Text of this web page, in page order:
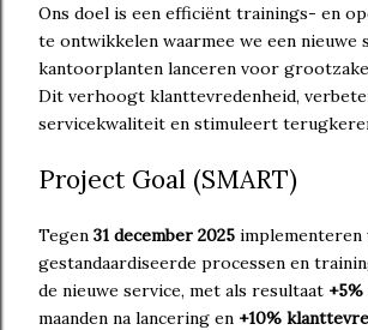
Ons doel is een efficiënt trainings- en
te ontwikkelen waarmee we een nieuwe
kantoorplanten lanceren voor
Dit verhoogt klanttevredenheid,
servicekwaliteit en stimuleert
Project Goal (SMART)
Tegen 31 december 2025 implementeren
gestandaardiseerde processen en
de nieuwe service, met als resultaat
maanden na lancering en +10%